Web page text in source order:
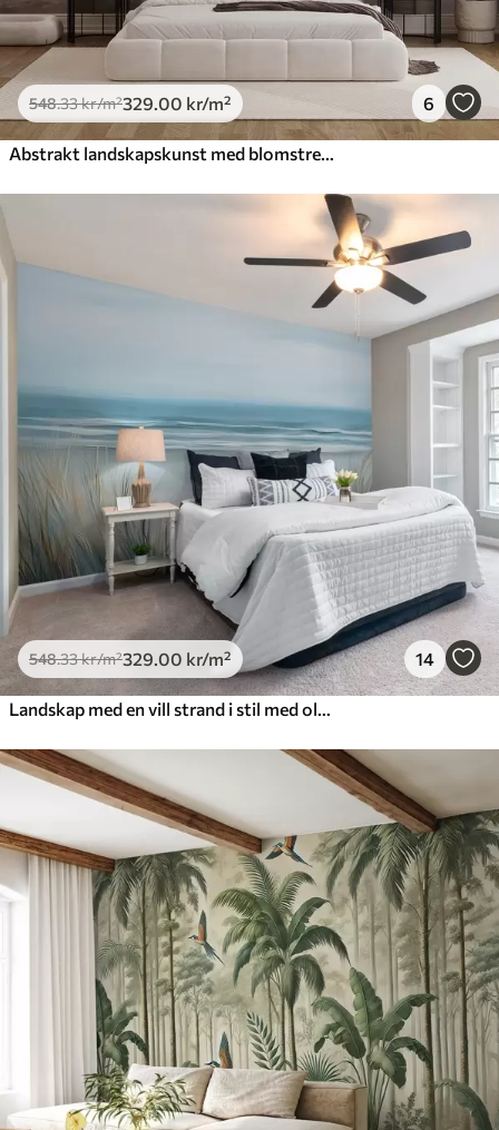
548.33kr/m²329 .00 kr/m² 6
548.33kr/m²329 .00 kr/m² 14